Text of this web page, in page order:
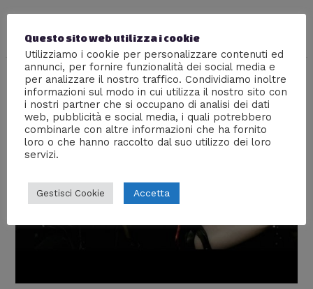
FIND OUT
Questo sito web utilizza i cookie
Utilizziamo i cookie per personalizzare contenuti ed
annunci, per fornire funzionalità dei social media e
per analizzare il nostro traffico. Condividiamo inoltre
informazioni sul modo in cui utilizza il nostro sito con
i nostri partner che si occupano di analisi dei dati
web, pubblicità e social media, i quali potrebbero
combinarle con altre informazioni che ha fornito
loro o che hanno raccolto dal suo utilizzo dei loro
servizi.
Gestisci Cookie Accetta